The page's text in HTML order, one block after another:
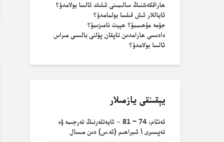
ھاراقكەشنىڭ سالىمىنى ئىلىك ئالسا بولامدۇ؟
ئاياللار ئىش قىلسا بولمامدۇ؟
جۈمە مۇھىممۇ؟ ھېيت نامىزىمۇ؟
دادىسى ھارامدىن تاپقان پۇلنى بالىسى مىراس
ئالسا بولامدۇ؟
يېقىنقى يازمىلار
ئەنئام، 74 ~ 81 – ئايەتلەرنىڭ تەرجىمە ۋە
تەپسىرى \ ئىبراھىم (ئە.س) دىن مىسال